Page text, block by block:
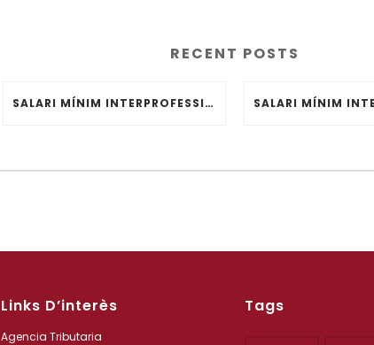
RECENT POSTS
SALARI MÍNIM INTERPROFESSIONAL 2026
Links D’interès
Agencia Tributaria
Tags